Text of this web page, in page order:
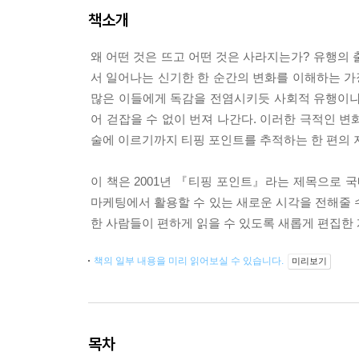
책소개
왜 어떤 것은 뜨고 어떤 것은 사라지는가? 유행의
서 일어나는 신기한 한 순간의 변화를 이해하는
많은 이들에게 독감을 전염시키듯 사회적 유행이
어 걷잡을 수 없이 번져 나간다. 이러한 극적인
술에 이르기까지 티핑 포인트를 추적하는 한 편의
이 책은 2001년 『티핑 포인트』라는 제목으로
마케팅에서 활용할 수 있는 새로운 시각을 전해
한 사람들이 편하게 읽을 수 있도록 새롭게 편집한
책의 일부 내용을 미리 읽어보실 수 있습니다. 미리보기
목차